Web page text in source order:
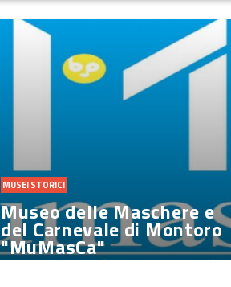
MUSEI STORICI
Museo delle Maschere e
del Carnevale di Montoro
"MuMasCa"